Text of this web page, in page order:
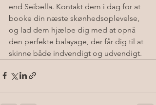
end Seibella. Kontakt dem i dag for at
booke din næste skønhedsoplevelse,
og lad dem hjælpe dig med at opnå
den perfekte balayage, der får dig til at
skinne både indvendigt og udvendigt.